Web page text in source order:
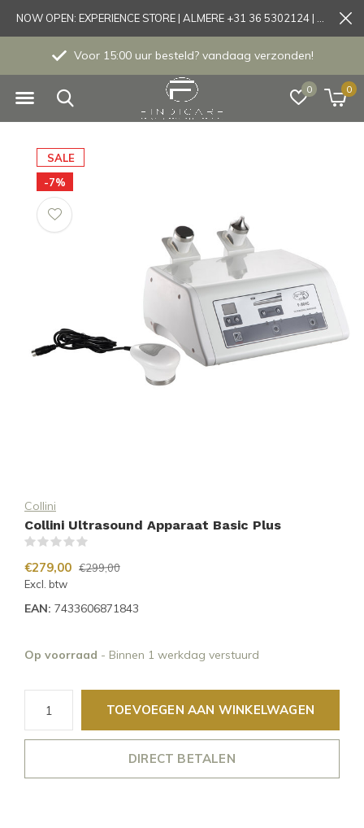
0 0
Al 20 Jaar het vertrouwde adres!
SALE
-7%
Collini
Collini Ultrasound Apparaat Basic Plus
€279,00 €299,00
Excl. btw
EAN: 7433606871843
Op voorraad - Binnen 1 werkdag verstuurd
TOEVOEGEN AAN WINKELWAGEN
DIRECT BETALEN